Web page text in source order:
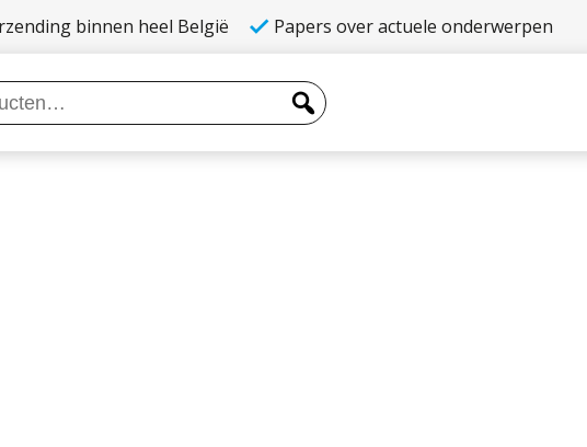
binnen heel België Papers over actuele onderwerpen